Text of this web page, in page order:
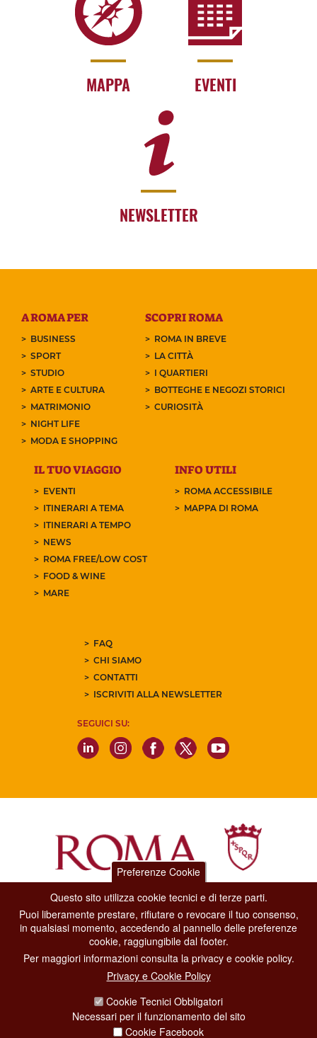
MAPPA EVENTI
NEWSLETTER
A ROMA PER
BUSINESS
SPORT
STUDIO
ARTE E CULTURA
MATRIMONIO
NIGHT LIFE
MODA E SHOPPING
SCOPRI ROMA
ROMA IN BREVE
LA CITTÀ
I QUARTIERI
BOTTEGHE E NEGOZI STORICI
CURIOSITÀ
IL TUO VIAGGIO
EVENTI
ITINERARI A TEMA
ITINERARI A TEMPO
NEWS
ROMA FREE/LOW COST
FOOD & WINE
MARE
INFO UTILI
ROMA ACCESSIBILE
MAPPA DI ROMA
FAQ
CHI SIAMO
CONTATTI
ISCRIVITI ALLA NEWSLETTER
SEGUICI SU:
Dipartimento Grandi Eventi, Sport, Turismo e Moda.
Via di San Basilio, 51
00187 Roma
CONTACT CENTER TEL. 06 06 08
CONTATTA LA REDAZIONE
Preferenze Cookie
Questo sito utilizza cookie tecnici e di terze parti.
Puoi liberamente prestare, rifiutare o revocare il tuo consenso,
in qualsiasi momento, accedendo al pannello delle preferenze
cookie, raggiungibile dal footer.
Per maggiori informazioni consulta la privacy e cookie policy.
Privacy e Cookie Policy
Cookie Tecnici Obbligatori
Necessari per il funzionamento del sito
Cookie Facebook